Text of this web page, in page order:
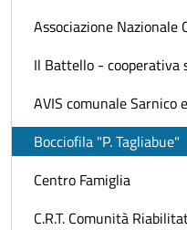
Associazione Nazionale
Il Battello - cooperativa
AVIS comunale Sarnico
Bocciofila "P. Tagliabue"
Centro Famiglia
C.R.T. Comunità